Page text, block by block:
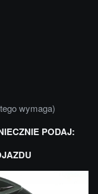
wymaga)
PODAJ: